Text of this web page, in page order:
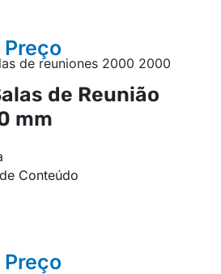
Preço
de Reunião
mm
Conteúdo
Preço